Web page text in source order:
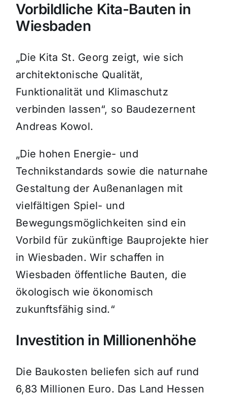
Vorbildliche Kita-Bauten in
Wiesbaden
„Die Kita St. Georg zeigt, wie sich
architektonische Qualität,
Funktionalität und Klimaschutz
verbinden lassen“, so Baudezernent
Andreas Kowol.
„Die hohen Energie- und
Technikstandards sowie die naturnahe
Gestaltung der Außenanlagen mit
vielfältigen Spiel- und
Bewegungsmöglichkeiten sind ein
Vorbild für zukünftige Bauprojekte hier
in Wiesbaden. Wir schaffen in
Wiesbaden öffentliche Bauten, die
ökologisch wie ökonomisch
zukunftsfähig sind.“
Investition in Millionenhöhe
Die Baukosten beliefen sich auf rund
6,83 Millionen Euro. Das Land Hessen